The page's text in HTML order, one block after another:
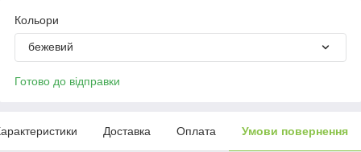
Кольори
бежевий
Готово до відправки
Доставка Оплата Умови повернення